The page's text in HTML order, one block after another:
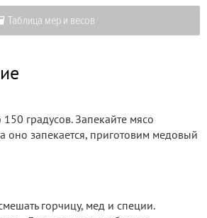
Таблица мер и весов
150 градусов. Запекайте мясо
оно запекается, приготовим медовый
горчицу, мед и специи.